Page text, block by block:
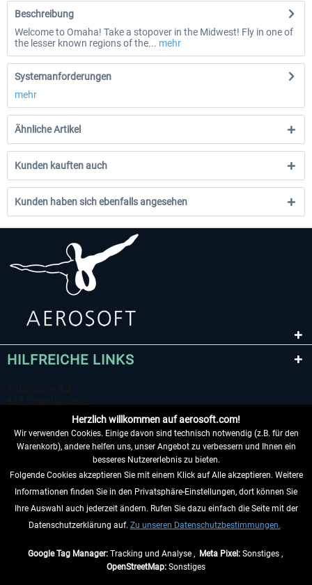
Beschreibung
Welcome to Omaha! Take a stopover in the Midwest! Fly in one of
the lesser known regions of the... mehr
Systemanforderungen
mehr
Ähnliche Artikel
Kunden kauften auch
Kunden haben sich ebenfalls angesehen
HILFREICHE LINKS
VERTRAG WIDERRUFEN
INFORMATIONEN
Herzlich willkommen auf aerosoft.com!
Wir verwenden Cookies. Einige davon sind technisch notwendig (z.B. für den
Warenkorb), andere helfen uns, unser Angebot zu verbessern und Ihnen ein
besseres Nutzererlebnis zu bieten.
Folgende Cookies akzeptieren Sie mit einem Klick auf Alle akzeptieren. Weitere
Informationen finden Sie in den Privatsphäre-Einstellungen, dort können Sie
Ihre Auswahl auch jederzeit ändern. Rufen Sie dazu einfach die Seite mit der
Datenschutzerklärung auf. Zu unseren Datenschutzbestimmungen.
Google Tag Manager:Tracking und Analyse , Meta Pixel:Sonstiges ,
OpenStreetMap: Sonstiges